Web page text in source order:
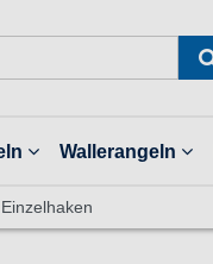
Wallerangeln